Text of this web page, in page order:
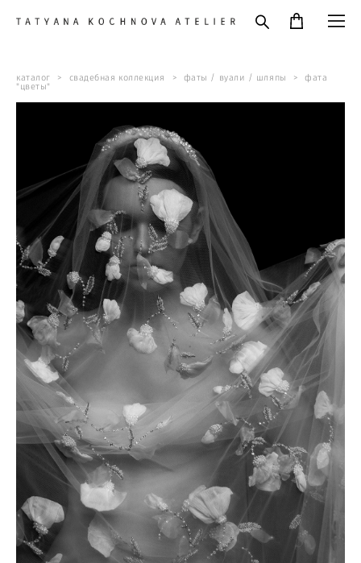
каталог > свадебная коллекция > фаты / вуали / шляпы >
фата
"цветы"